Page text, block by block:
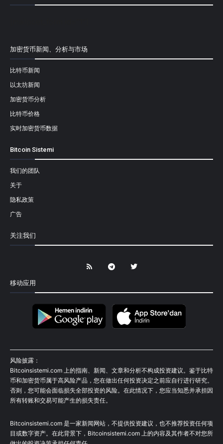
加密货币新闻、分析与市场
比特币新闻
以太坊新闻
加密货币分析
比特币价格
实时加密货币数据
Bitcoin Sistemi
我们的团队
关于
隐私政策
广告
关注我们
移动应用
风险披露：
Bitcoinsistemi.com 上的指南、新闻、文章和分析不构成投资建议。鉴于比特
币和加密货币属于高风险产品，您在做出任何投资决定之前应自行进行研究。
否则，您可能会面临损失全部投资的风险。在此情况下，您应当知悉并承担因
所有转账和交易可能产生的损失责任。
Bitcoinsistemi.com 是一家新闻网站，不提供投资建议，也不推荐投资任何项
目或数字资产。在此背景下，Bitcoinsistemi.com 上的内容及其作者不对您所